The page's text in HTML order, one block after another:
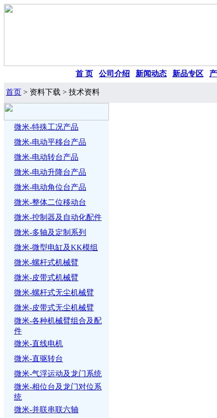
首 页 公司介绍 新闻动态 新品专区
首页 > 资料下载 > 技术资料
微米-特殊工况产品
微米-电动平移台产品
微米-电动转台产品
微米-电动升降台产品
微米-电动角位台产品
微米-整体二位移动台
微米-控制器及自动化配件
微米-多轴及定制系列
微米-微型电缸及KK模组
微米-螺杆式机械臂
微米-皮带式机械臂
微米-螺杆式无尘机械臂
微米-皮带式无尘机械臂
微米-各种机械臂组合及配
件
微米-直线电机
微米-直驱转台
微米-气浮运动及龙门系统
微米-相位台及龙门对位系
统
微米-并联串联六轴